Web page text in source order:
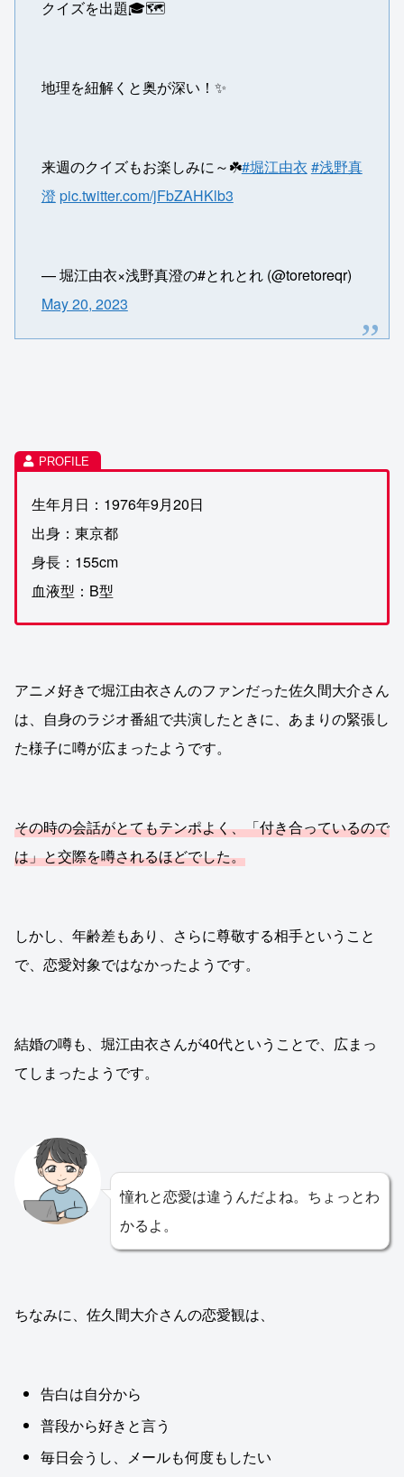
クイズを出題🎓🗺️
地理を紐解くと奥が深い！✨
来週のクイズもお楽しみに～☘️#堀江由衣 #浅野真
澄 pic.twitter.com/jFbZAHKlb3
— 堀江由衣×浅野真澄の#とれとれ (@toretoreqr)
May 20, 2023
生年月日：1976年9月20日
出身：東京都
身長：155cm
血液型：B型
アニメ好きで堀江由衣さんのファンだった佐久間大介さん
は、自身のラジオ番組で共演したときに、あまりの緊張し
た様子に噂が広まったようです。
その時の会話がとてもテンポよく、「付き合っているので
は」と交際を噂されるほどでした。
しかし、年齢差もあり、さらに尊敬する相手ということ
で、恋愛対象ではなかったようです。
結婚の噂も、堀江由衣さんが40代ということで、広まっ
てしまったようです。
憧れと恋愛は違うんだよね。ちょっとわ
かるよ。
ちなみに、佐久間大介さんの恋愛観は、
告白は自分から
普段から好きと言う
毎日会うし、メールも何度もしたい